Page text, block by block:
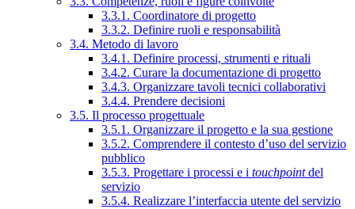
3.3.1. Coordinatore di progetto
3.3.2. Definire ruoli e responsabilità
3.4. Metodo di lavoro
3.4.1. Definire processi, strumenti e rituali
3.4.2. Curare la documentazione di progetto
3.4.3. Organizzare tavoli tecnici collaborativi
3.4.4. Prendere decisioni
3.5. Il processo progettuale
3.5.1. Organizzare il progetto e la sua gestione
3.5.2. Comprendere il contesto d’uso del servizio
pubblico
3.5.3. Progettare i processi e i touchpointdel
servizio
3.5.4. Realizzare l’interfaccia utente del servizio